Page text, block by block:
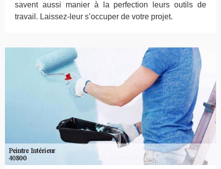
savent aussi manier à la perfection leurs outils de
travail. Laissez-leur s’occuper de votre projet.